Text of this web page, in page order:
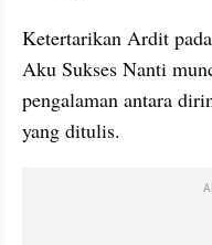
Ketertarikan Ardit
Aku Sukses Nanti
pengalaman antara
yang ditulis.